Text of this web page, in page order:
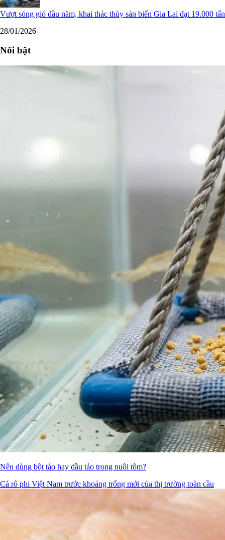
Vượt sóng gió đầu năm, khai thác thủy sản biển Gia Lai đạt 19.000 tấn
28/01/2026
Nổi bật
Nên dùng bột tảo hay dầu tảo trong nuôi tôm?
Cá rô phi Việt Nam trước khoảng trống mới của thị trường toàn cầu